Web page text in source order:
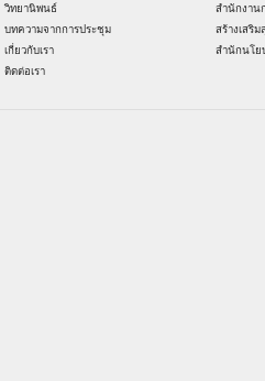
วิทยานิพนธ์
บทความจากการประชุม
เกี่ยวกับเรา
ติดต่อเรา
สำนักงาน
สร้างเสริ
สำนักนโย